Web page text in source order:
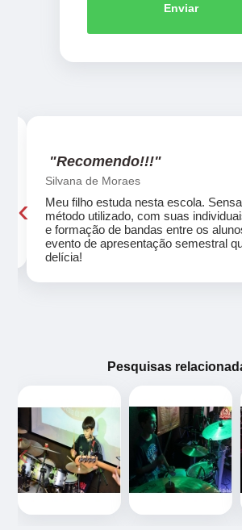
Enviar
"Recomendo!!!"
Silvana de Moraes
Meu filho estuda nesta escola.
método utilizado, com suas
e formação de bandas entre os
evento de apresentação semestral
delícia!
‹
Pesquisas
‹